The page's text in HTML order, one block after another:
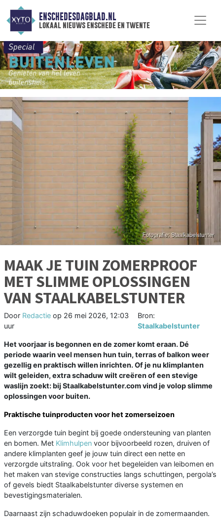
ENSCHEDESDAGBLAD.NL
lokaal nieuws enschede en twente
MAAK JE TUIN ZOMERPROOF
MET SLIMME OPLOSSINGEN
VAN STAALKABELSTUNTER
Door Redactie op 26 mei 2026, 12:03
uur
Bron:
Staalkabelstunter
Het voorjaar is begonnen en de zomer komt eraan. Dé
periode waarin veel mensen hun tuin, terras of balkon weer
gezellig en praktisch willen inrichten. Of je nu klimplanten
wilt geleiden, extra schaduw wilt creëren of een stevige
waslijn zoekt: bij Staalkabelstunter.com vind je volop slimme
oplossingen voor buiten.
Praktische tuinproducten voor het zomerseizoen
Een verzorgde tuin begint bij goede ondersteuning van planten
en bomen. Met Klimhulpen voor bijvoorbeeld rozen, druiven of
andere klimplanten geef je jouw tuin direct een nette en
verzorgde uitstraling. Ook voor het begeleiden van leibomen en
het maken van stevige constructies langs schuttingen, pergola’s
of gevels biedt Staalkabelstunter diverse systemen en
bevestigingsmaterialen.
Daarnaast zijn schaduwdoeken populair in de zomermaanden.